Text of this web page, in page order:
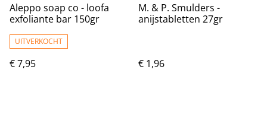
Aleppo soap co - loofa
exfoliante bar 150gr
UITVERKOCHT
€ 7,95
M. & P. Smulders -
anijstabletten 27gr
€ 1,96